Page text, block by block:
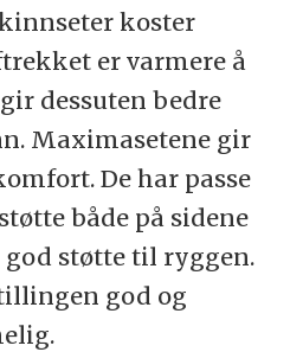
koster
er varmere å
dessuten bedre
Maximasetene gir
De har passe
både på sidene
god støtte til ryggen.
god og